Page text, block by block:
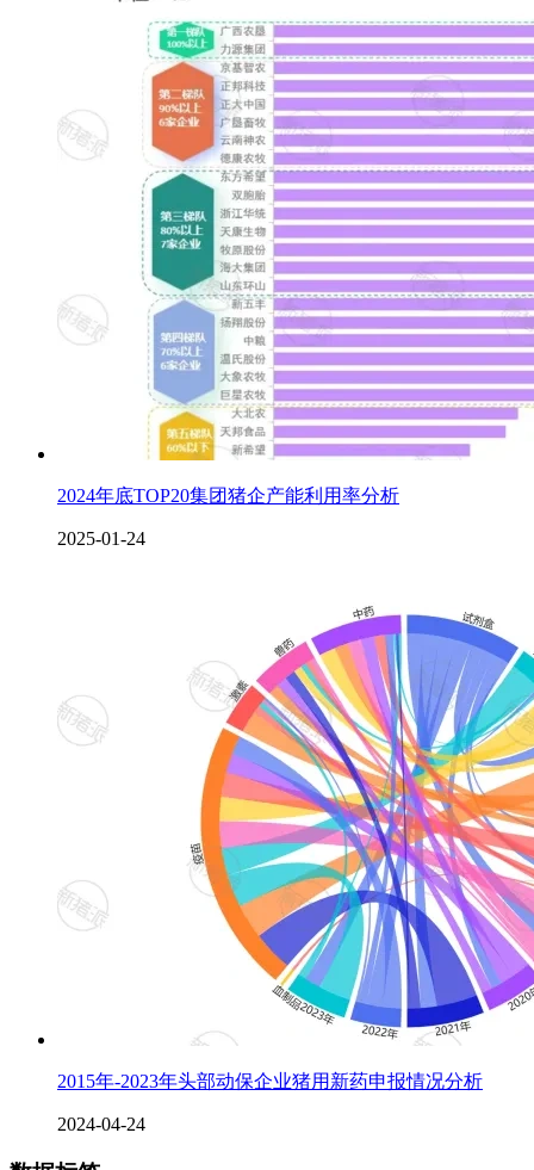
2024年底TOP20集团猪企产能利用率分析
2025-01-24
2015年-2023年头部动保企业猪用新药申报情况分析
2024-04-24